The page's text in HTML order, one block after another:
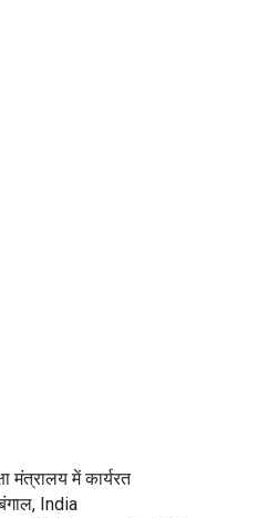
मंत्रालय में कार्यरत
India